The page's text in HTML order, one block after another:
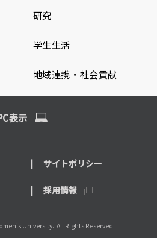
研究
学生生活
地域連携・社会貢献
表示
サイトポリシー
採用情報
University. All Rights Reserved.